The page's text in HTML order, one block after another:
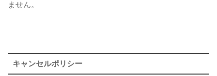
ません。
キャンセルポリシー